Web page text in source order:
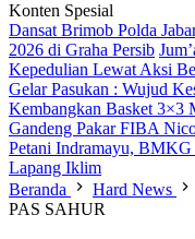
Konten Spesial
Dansat Brimob Polda
2026 di Graha Persib
Kepedulian Lewat Aksi
Gelar Pasukan : Wujud
Kembangkan Basket 3×3
Gandeng Pakar FIBA
Petani Indramayu,
Lapang Iklim
Beranda
Hard News
PAS SAHUR